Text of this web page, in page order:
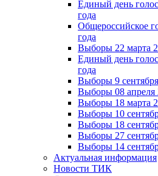
Единый день
года
Общероссийское
года
Выборы 22 марта
Единый день
года
Выборы 9
Выборы 08 апреля
Выборы 18 марта
Выборы 10
Выборы 18
Выборы 27
Выборы 14
Актуальная информация
Новости ТИК